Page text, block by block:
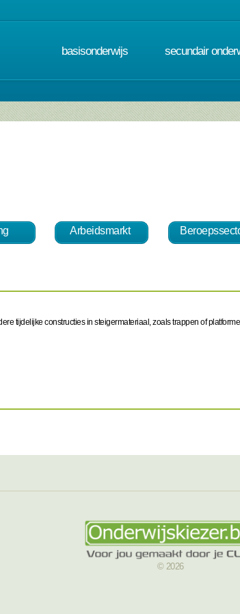
basisonderwijs secundair
Arbeidsmarkt
tijdelijke constructies in steigermateriaal, zoals trappen of
© 2026